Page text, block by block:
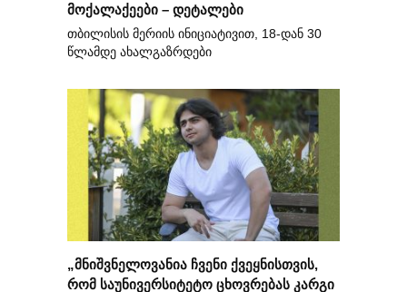
მოქალაქეები – დეტალები
თბილისის მერიის ინიციატივით, 18-დან 30
წლამდე ახალგაზრდები
„მნიშვნელოვანია ჩვენი ქვეყნისთვის,
რომ საუნივერსიტეტო ცხოვრებას კარგი